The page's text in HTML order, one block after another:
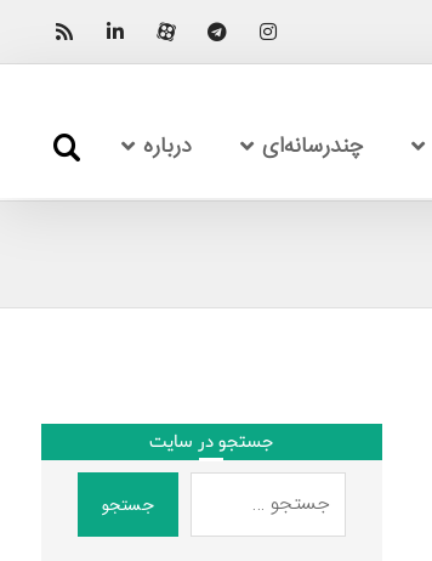
چندرسانه‌ای درباره
جستجو در سایت
جستجو